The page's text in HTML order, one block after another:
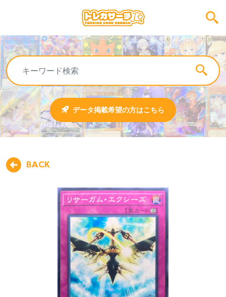
データ掲載希望の方はこちら
BACK